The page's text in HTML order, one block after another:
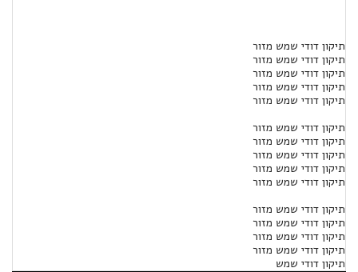
תיקון דודי שמש מזור
תיקון דודי שמש מזור
תיקון דודי שמש מזור
תיקון דודי שמש מזור
תיקון דודי שמש מזור
תיקון דודי שמש מזור
תיקון דודי שמש מזור
תיקון דודי שמש מזור
תיקון דודי שמש מזור
תיקון דודי שמש מזור
תיקון דודי שמש מזור
תיקון דודי שמש מזור
תיקון דודי שמש מזור
תיקון דודי שמש מזור
תיקון דודי שמש